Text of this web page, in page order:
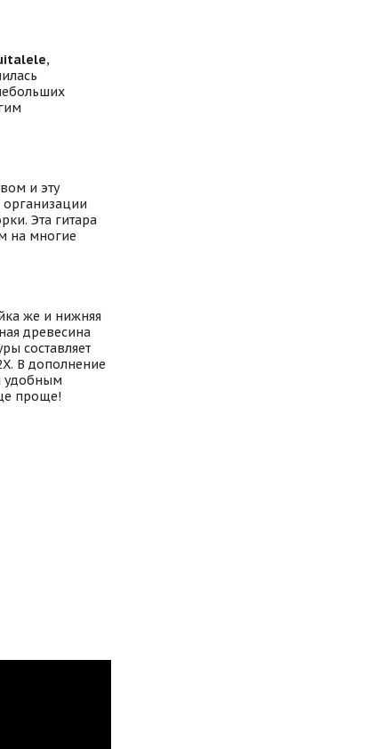
,
и эту
Эта гитара
на многие
же и нижняя
древесина
составляет
В дополнение
удобным
проще!